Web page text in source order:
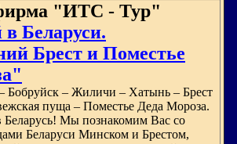
"ИТС - Тур"
Беларуси.
Брест и Поместье
– Жиличи – Хатынь – Брест
пуща – Поместье Деда Мороза.
Мы познакомим Вас со
Беларуси Минском и Брестом,